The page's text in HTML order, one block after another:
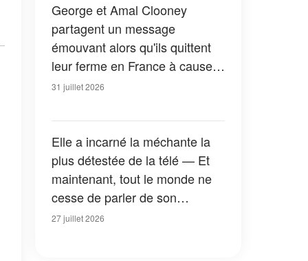
George et Amal Clooney
partagent un message
émouvant alors qu'ils quittent
leur ferme en France à cause
des feux de forêt — Tous les
31 juillet 2026
Elle a incarné la méchante la
plus détestée de la télé — Et
maintenant, tout le monde ne
cesse de parler de son
apparition dans la nouvelle
27 juillet 2026